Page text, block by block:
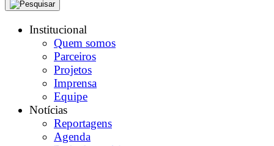
Institucional
Quem somos
Parceiros
Projetos
Imprensa
Equipe
Notícias
Reportagens
Agenda